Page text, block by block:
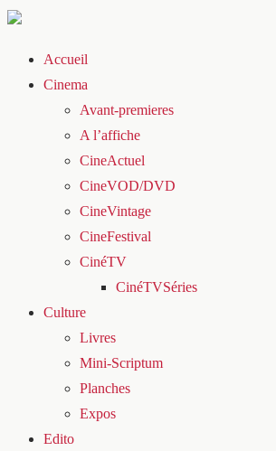
Accueil
Cinema
Avant-premieres
A l’affiche
CineActuel
CineVOD/DVD
CineVintage
CineFestival
CinéTV
CinéTVSéries
Culture
Livres
Mini-Scriptum
Planches
Expos
Edito